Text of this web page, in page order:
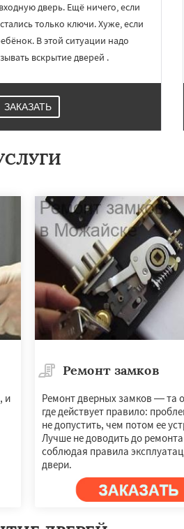
дверь. Ещё ничего, если
только ключи. Хуже, если
В этой ситуации надо
вскрытие дверей .
ЗАКАЗАТЬ
и
Ремонт замков
Ремонт дверных замков — та
где действует правило:
не допустить, чем потом ее
Лучше не доводить до
соблюдая правила
двери.
×